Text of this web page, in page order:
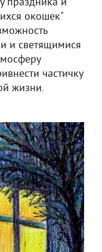
окошек"
и светящимися
частичку
жизни.